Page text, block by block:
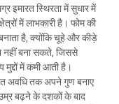
इमारत स्थिरता में सुधार में
में लाभकारी है। फोम की
है, क्योंकि चूहे और कीड़े
नहीं बना सकते, जिससे
में कमी आती है।
अवधि तक अपने गुण बनाए
उम्र बढ़ने के दशकों के बाद